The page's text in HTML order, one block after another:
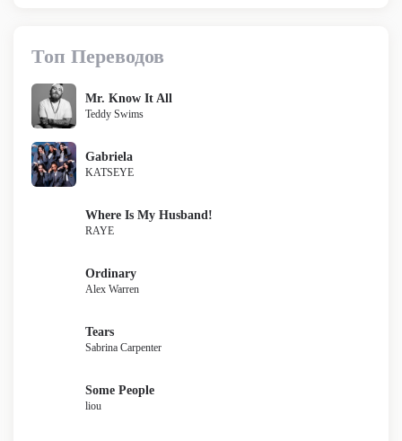
Топ Переводов
Mr. Know It All
Teddy Swims
Gabriela
KATSEYE
Where Is My Husband!
RAYE
Ordinary
Alex Warren
Tears
Sabrina Carpenter
Some People
liou